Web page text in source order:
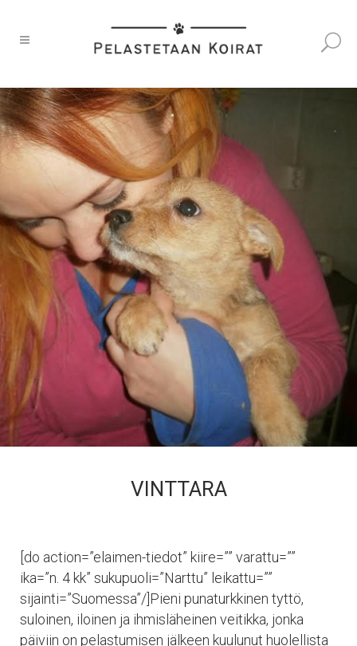
VINTTARA
[do action=”elaimen-tiedot” kiire=”” varattu=””
ika=”n. 4 kk” sukupuoli=”Narttu” leikattu=””
sijainti=”Suomessa”/]Pieni punaturkkinen tyttö,
suloinen, iloinen ja ihmisläheinen veitikka, jonka
päiviin on pelastumisen jälkeen kuulunut huolellista